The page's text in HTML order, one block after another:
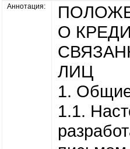
Аннотация:
О
ЛИЦ
1.
1.1.